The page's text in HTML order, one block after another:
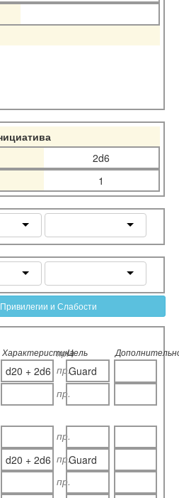
2d6
1
и Слабости
Характеристика
пр.Цель
d20 + 2d6 пр.Guard
пр.
пр.
d20 + 2d6 пр.Guard
пр.